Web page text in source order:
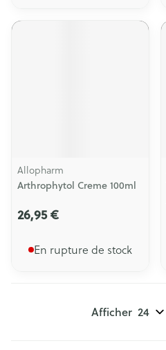
Allopharm
Arthrophytol Creme 100ml
26,95 €
En rupture de stock
Afficher